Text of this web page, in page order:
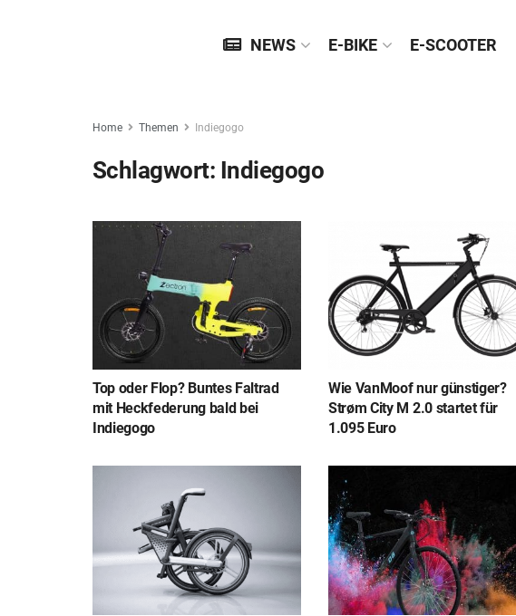
NEWS E-BIKE E-SCOOTER
Home Themen Indiegogo
Schlagwort: Indiegogo
Top oder Flop? Buntes Faltrad
mit Heckfederung bald bei
Indiegogo
Wie VanMoof nur günstiger?
Strøm City M 2.0 startet für
1.095 Euro